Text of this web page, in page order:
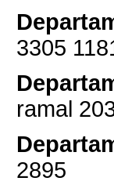
3305
ramal
2895